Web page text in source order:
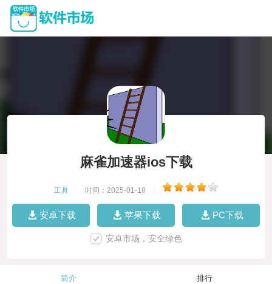
麻雀加速器ios下载
工具 时间：2025-01-18
安卓下载 苹果下载 PC下载
安卓市场，安全绿色
简介 排行